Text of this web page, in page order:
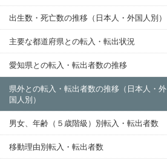
出生数・死亡数の推移（日本人・外国人別）
主要な都道府県との転入・転出状況
愛知県との転入・転出者数の推移
県外との転入・転出者数の推移（日本人・外
国人別）
男女、年齢（５歳階級）別転入・転出者数
移動理由別転入・転出者数